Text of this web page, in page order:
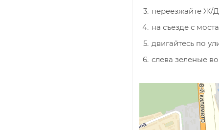
переезжайте Ж/
на съезде с
двигайтесь по
слева зеленые